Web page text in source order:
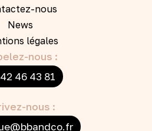
nous
News
légales
nous :
46 43 81
nous :